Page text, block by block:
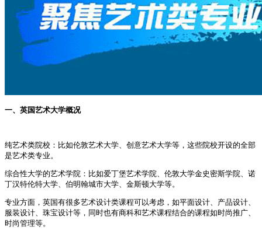
一、英国艺术大学概况
纯艺术类院校：比如伦敦艺术大学、创意艺术大学等，这些院校开设的全部
是艺术类专业。
综合性大学的艺术学院：比如爱丁堡艺术学院、伦敦大学金史密斯学院、诺
丁汉特伦特大学、伯明翰城市大学、金斯顿大学等。
专业方面，英国有很多艺术设计类课程可以考虑，如平面设计、产品设计、
服装设计、珠宝设计等，同时也有商科和艺术课程结合的课程如时尚推广、
时尚管理等。